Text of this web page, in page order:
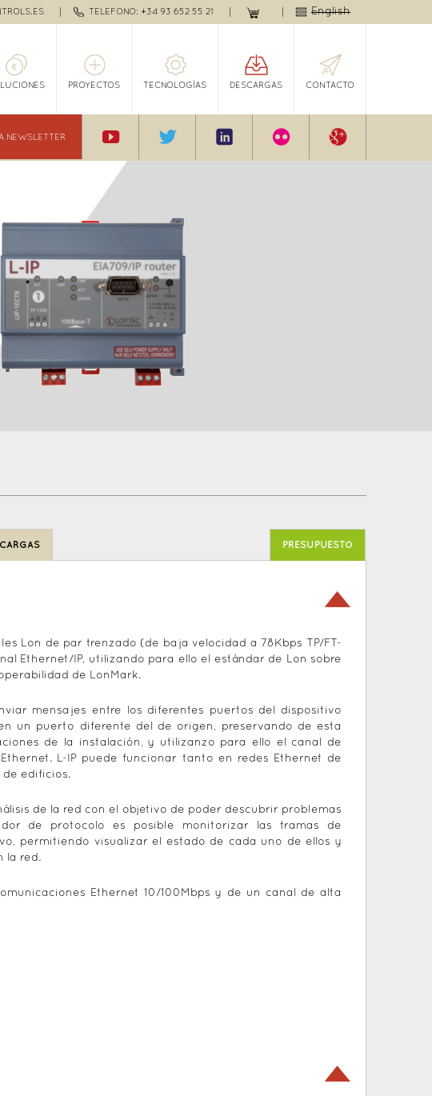
English
TELEFONO: +34 93 652 55 21
PROYECTOS TECNOLOGÍAS DESCARGAS CONTACTO
NEWSLETTER
PRESUPUESTO
Lon de par trenzado (de baja velocidad a 78Kbps TP/FT-
Ethernet/IP, utilizando para ello el estándar de Lon sobre
de LonMark.
mensajes entre los diferentes puertos del dispositivo
un puerto diferente del de origen, preservando de esta
de la instalación, y utilizanzo para ello el canal de
L-IP puede funcionar tanto en redes Ethernet de
de edificios.
de la red con el objetivo de poder descubrir problemas
de protocolo es posible monitorizar las tramas de
permitiendo visualizar el estado de cada uno de ellos y
la red.
Ethernet 10/100Mbps y de un canal de alta